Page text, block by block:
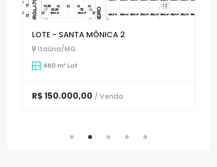
LOTE - SANTA MÔNICA 2
Itaúna/MG
460 m² Lot
R$ 150.000,00 / Venda